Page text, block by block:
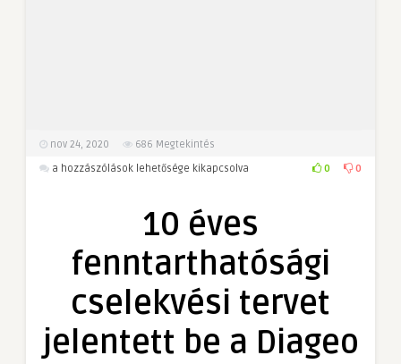
nov 24, 2020 686 Megtekintés
10
jelentett
bejegyzéshez
a hozzászólások lehetősége kikapcsolva 0 0
10 éves
fenntarthatósági
cselekvési tervet
jelentett be a Diageo